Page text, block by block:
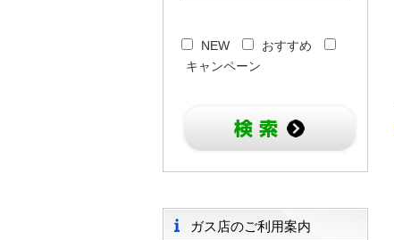
NEW
おすすめ
キャンペーン
ガス店のご利用案内